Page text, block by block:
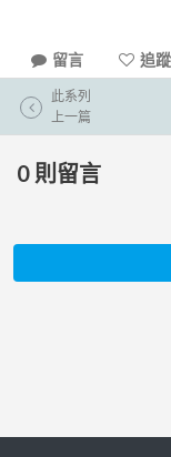
留言 追蹤
此系列
上一篇
0 則留言